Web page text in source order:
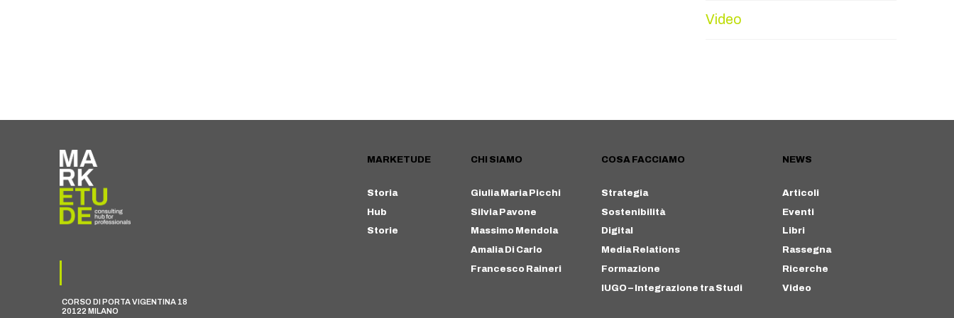
Video
CORSO DI PORTA VIGENTINA 18
20122 MILANO
MARKETUDE
Storia
Hub
Storie
CHI SIAMO
Giulia Maria Picchi
Silvia Pavone
Massimo Mendola
Amalia Di Carlo
Francesco Raineri
COSA FACCIAMO
Strategia
Sostenibilità
Digital
Media Relations
Formazione
IUGO – Integrazione tra Studi
NEWS
Articoli
Eventi
Libri
Rassegna
Ricerche
Video